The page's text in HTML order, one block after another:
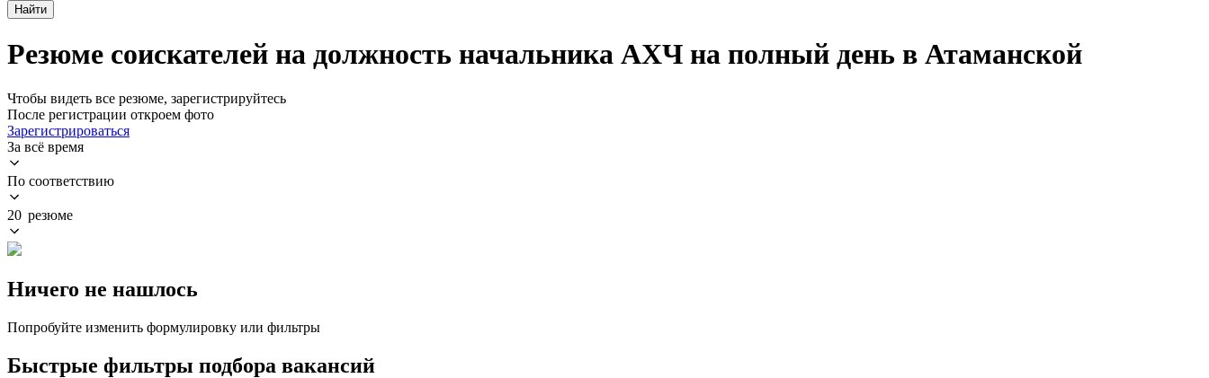
Найти
Резюме соискателей на должность начальника АХЧ на полный день в Атаманской
Чтобы видеть все резюме, зарегистрируйтесь
После регистрации откроем фото
Зарегистрироваться
За всё время
По соответствию
20 резюме
Ничего не нашлось
Попробуйте изменить формулировку или фильтры
Быстрые фильтры подбора вакансий